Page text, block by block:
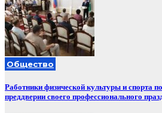
Общество
Работники физической культуры и спорта
преддверии своего профессионального